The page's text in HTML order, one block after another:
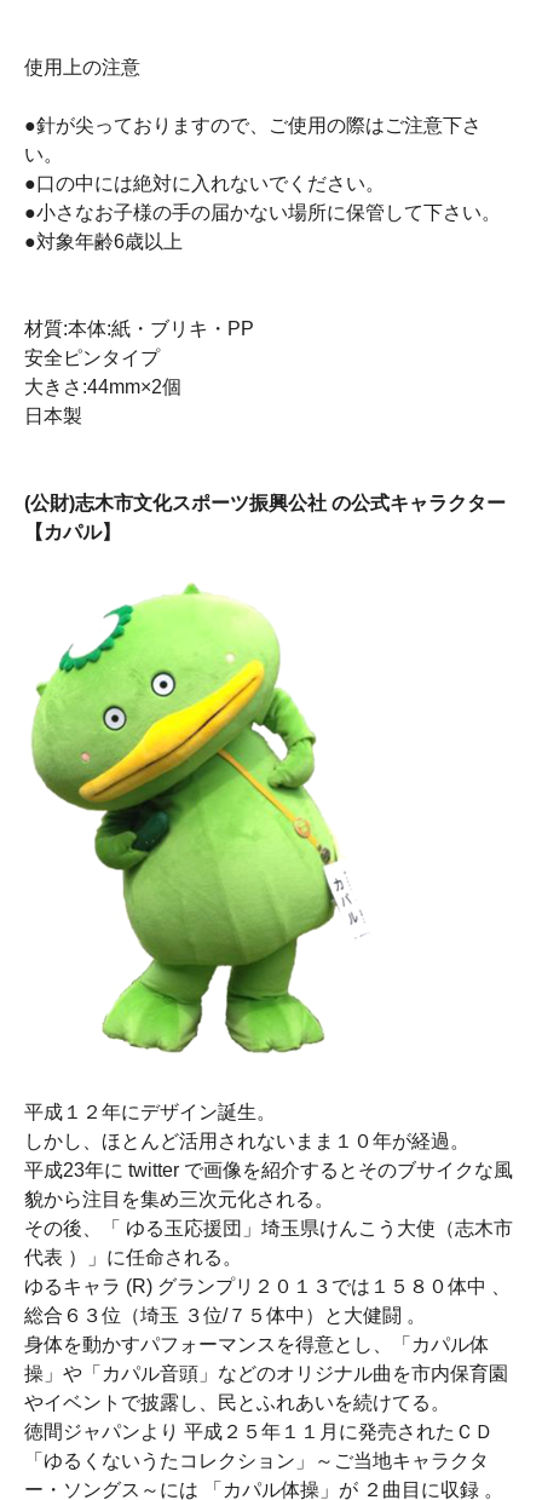
使用上の注意
●針が尖っておりますので、ご使用の際はご注意下さ
い。
●口の中には絶対に入れないでください。
●小さなお子様の手の届かない場所に保管して下さい。
●対象年齢6歳以上
材質:本体:紙・ブリキ・PP
安全ピンタイプ
大きさ:44mm×2個
日本製
(公財)志木市文化スポーツ振興公社 の公式キャラクター
【カパル】
平成１２年にデザイン誕生。
しかし、ほとんど活用されないまま１０年が経過。
平成23年に twitter で画像を紹介するとそのブサイクな風
貌から注目を集め三次元化される。
その後、「 ゆる玉応援団」埼玉県けんこう大使（志木市
代表 ）」に任命される。
ゆるキャラ (R) グランプリ２０１３では１５８０体中 、
総合６３位（埼玉 ３位/７５体中）と大健闘 。
身体を動かすパフォーマンスを得意とし、「カパル体
操」や「カパル音頭」などのオリジナル曲を市内保育園
やイベントで披露し、民とふれあいを続けてる。
徳間ジャパンより 平成２５年１１月に発売されたＣＤ
「ゆるくないうたコレクション」～ご当地キャラクタ
ー・ソングス～には 「カパル体操」が ２曲目に収録 。